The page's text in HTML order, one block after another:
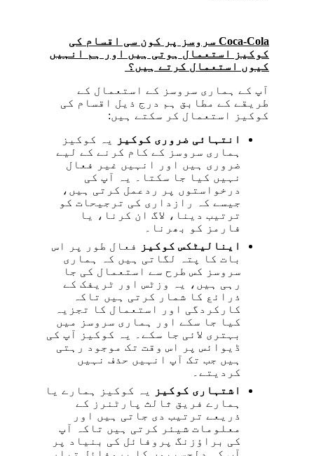
Coca-Cola سروسز پر کون سی اقسام کی
کوکیز استعمال ہوتی ہیں اور ہم انہیں
کیوں استعمال کرتے ہیں؟
آپ کے ہماری سروسز کے استعمال کے
طریقے کے مطابق ہم درج ذیل اقسام کی
کوکیز استعمال کر سکتے ہیں:
انتہائی ضروری کوکیز
یہ کوکیز
ہماری سروسز کے کام کرنے کے لیے
ضروری ہیں اور انہیں غیر فعال
نہیں کیا جا سکتا۔ یہ آپ کی
درخواستوں پر ردعمل کرتی ہیں،
جیسے کہ رازداری کی ترجیحات کو
ترتیب دینا، لاگ ان کرنا، یا
فارمز کو بھرنا۔
اینالیٹکس کوکیز
فعال طور پر اس
بات کا پتہ لگاتی ہیں کہ ہماری
سروسز کس طرح سے استعمال کی جا
رہی ہیں، یہ وزٹس اور ٹریفک کے
ذرائع کا شمار کرتی ہیں تاکہ
کارکردگی اور استعمال کا تجزیہ
کیا جا سکے اور ہماری سروسز میں
بہتری لائی جا سکے۔ یہ کوکیز آپ کی
ڈیوائس پر اس وقت تک موجود رہتی
ہیں جب تک آپ انہیں حذف نہیں
کردیتے۔
اشتہاری کوکیز
یہ کوکیز ہمارے یا
ہمارے فریق ثالث پارٹنرز کے
ذریعے ترتیب دی جاتی ہیں اور
معلومات شیئر کرتی ہیں تاکہ آپ
کی براؤزنگ پروفائل کی بنیاد پر
آپ کی دلچسپیوں کا پروفائل تیار